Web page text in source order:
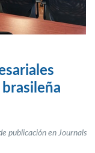
publicación en Journals